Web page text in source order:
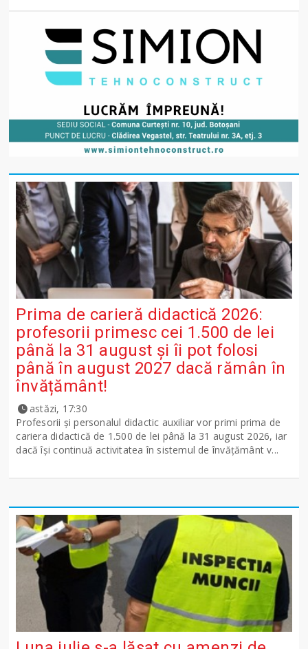
Prima de carieră didactică 2026:
profesorii primesc cei 1.500 de lei
până la 31 august și îi pot folosi
până în august 2027 dacă rămân în
învățământ!
astăzi, 17:30
Profesorii și personalul didactic auxiliar vor primi prima de
cariera didactică de 1.500 de lei până la 31 august 2026, iar
dacă își continuă activitatea în sistemul de învățământ v...